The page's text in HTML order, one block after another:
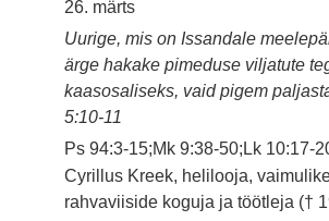
26. märts
Uurige, mis on Issandale
ärge hakake pimeduse viljatute
kaasosaliseks, vaid pigem
5:10-11
Ps 94:3-15;Mk 9:38-50;Lk 10:17-
Cyrillus Kreek, helilooja,
rahvaviiside koguja ja töötleja (†